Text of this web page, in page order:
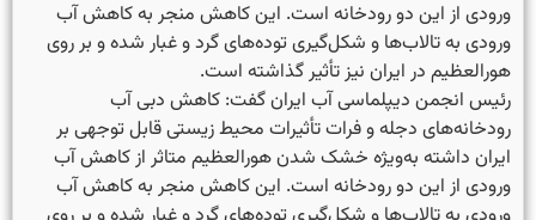
ورودی از این دو رودخانه است. این کاهش منجر به کاهش آب
ورودی به تالاب‌ها و شکل‌گیری توده‌های گرد و غبار شده و بر روی
هورالعظیم در ایران نیز تأثیر گذاشته است.
رئیس انجمن دیپلماسی آب ایران گفت: کاهش دبی آب
رودخانه‌های دجله و فرات تأثیرات محیط زیستی قابل توجهی بر
ایران داشته به‌ویژه خشک شدن هورالعظیم متاثر از کاهش آب
ورودی از این دو رودخانه است. این کاهش منجر به کاهش آب